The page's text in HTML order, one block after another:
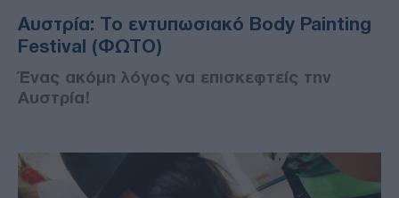
Αυστρία: Το εντυπωσιακό Body Painting
Festival (ΦΩΤΟ)
Ένας ακόμη λόγος να επισκεφτείς την
Αυστρία!